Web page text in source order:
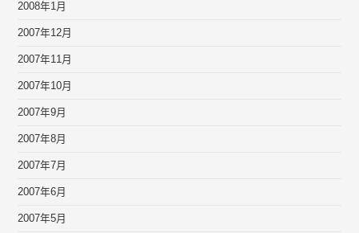
2008年1月
2007年12月
2007年11月
2007年10月
2007年9月
2007年8月
2007年7月
2007年6月
2007年5月